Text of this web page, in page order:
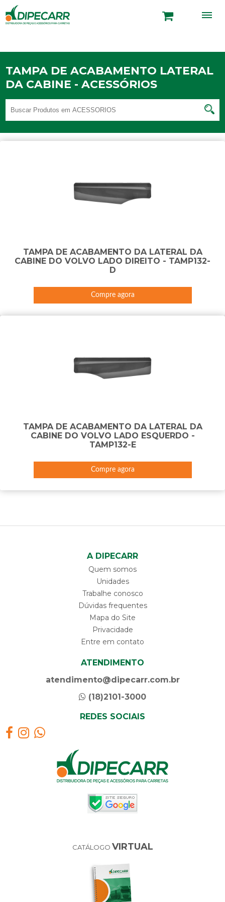
TAMPA DE ACABAMENTO LATERAL
DA CABINE - ACESSÓRIOS
TAMPA DE ACABAMENTO DA LATERAL DA
CABINE DO VOLVO LADO DIREITO - TAMP132-
D
Compre agora
TAMPA DE ACABAMENTO DA LATERAL DA
CABINE DO VOLVO LADO ESQUERDO -
TAMP132-E
Compre agora
A DIPECARR
Quem somos
Unidades
Trabalhe conosco
Dúvidas frequentes
Mapa do Site
Privacidade
Entre em contato
ATENDIMENTO
atendimento@dipecarr.com.br
(18)2101-3000
REDES SOCIAIS
CATÁLOGO VIRTUAL